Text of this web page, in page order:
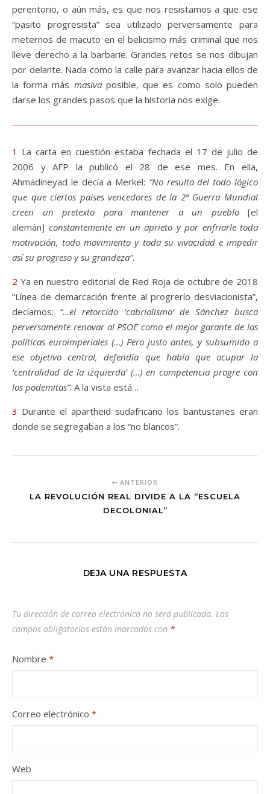
perentorio, o aún más, es que nos resistamos a que ese
“pasito progresista” sea utilizado perversamente para
meternos de macuto en el belicismo más criminal que nos
lleve derecho a la barbarie. Grandes retos se nos dibujan
por delante. Nada como la calle para avanzar hacia ellos de
la forma más masivaposible, que es como solo pueden
darse los grandes pasos que la historia nos exige.
1 La carta en cuestión estaba fechada el 17 de julio de
2006 y AFP la publicó el 28 de ese mes. En ella,
Ahmadineyad le decía a Merkel: “No resulta del todo lógico
que que ciertos países vencedores de la 2ª Guerra Mundial
creen un pretexto para mantener a un pueblo[el
alemán] constantemente en un aprieto y por enfriarle toda
motivación, todo movimiento y toda su vivacidad e impedir
así su progreso y su grandeza”.
2 Ya en nuestro editorial de Red Roja de octubre de 2018
“Línea de demarcación frente al progrerío desviacionista”,
decíamos: “…el retorcido ‘cabriolismo’ de Sánchez busca
perversamente renovar al PSOE como el mejor garante de las
políticas euroimperiales (…) Pero justo antes, y subsumido a
ese objetivo central, defendía que había que ocupar la
‘centralidad de la izquierda’ (…) en competencia progre con
los podemitas”. A la vista está…
3 Durante el apartheid sudafricano los bantustanes eran
donde se segregaban a los “no blancos”.
ANTERIOR
LA REVOLUCIÓN REAL DIVIDE A LA “ESCUELA
DECOLONIAL”
DEJA UNA RESPUESTA
Tu dirección de correo electrónico no será publicada. Los
campos obligatorios están marcados con *
Nombre *
Correo electrónico *
Web